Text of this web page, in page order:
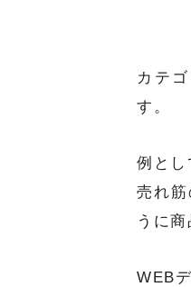
カテ
す。
例とし
売れ
うに
WEB